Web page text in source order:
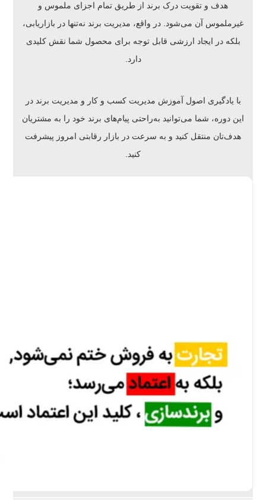
هدف و تقویت درک برند از طریق تمام اجزای ملموس و
غیرملموس آن می‌شود. در واقع، مدیریت برند نه‌تنها در بازاریابی،
بلکه در ایجاد ارزشی قابل توجه برای محصول شما نقش کلیدی
دارد.
با یادگیری اصول آموزش مدیریت کسب و کار و مدیریت برند در
این دوره، شما می‌توانید به‌راحتی پیام‌های برند خود را به مشتریان
هدف‌تان منتقل کنید و به سرعت در بازار رقابتی امروز پیشرفت
کنید.